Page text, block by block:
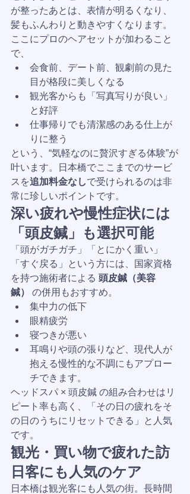
が整ったあとは、表情が明るくなり、
髪もふんわりと動きやすくなります。
ここにプロのヘアセットが加わること
で、
会食前、デート前、観劇前の見た
目が格段に美しくなる
観光客からも「写真写りが良い」
と好評
仕事帰りでも清潔感のある仕上が
りに整う
という、“気軽なのに贅沢すぎる体験”が
叶います。日本橋でここまでのサービ
スを追加料金なしで受けられるのは非
常に珍しいポイントです。
深い疲れや慢性症状には
「頭皮鍼」も選択可能
「頭がガチガチ」「とにかく重い」
「すぐ戻る」という方には、国家資格
を持つ施術者による 頭皮鍼（美容
鍼）
の併用もおすすめ。
集中力の低下
眼精疲労
寝つきが悪い
耳鳴りや頭の張りなど、現代人が
抱える慢性的な不調にもアプロー
チできます。
ヘッドスパ × 頭皮鍼 の組み合わせはリ
ピート率も高く、「その日の疲れをそ
の日のうちにリセットできる」と人気
です。
観光・買い物で疲れた訪
日客にも人気のケア
日本橋は観光客にも人気の街。長時間